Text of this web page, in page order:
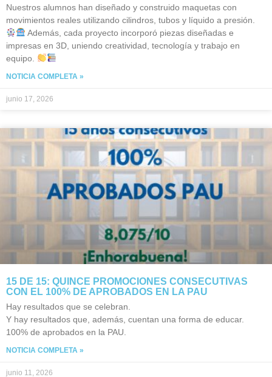
Nuestros alumnos han diseñado y construido maquetas con
movimientos reales utilizando cilindros, tubos y líquido a presión.
Además, cada proyecto incorporó piezas diseñadas e
impresas en 3D, uniendo creatividad, tecnología y trabajo en
equipo.
NOTICIA COMPLETA »
junio 17, 2026
15 DE 15: QUINCE PROMOCIONES CONSECUTIVAS
CON EL 100% DE APROBADOS EN LA PAU
Hay resultados que se celebran.
Y hay resultados que, además, cuentan una forma de educar.
100% de aprobados en la PAU.
NOTICIA COMPLETA »
junio 11, 2026